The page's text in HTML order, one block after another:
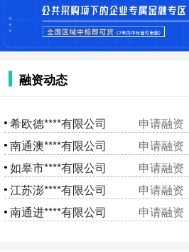
融资动态
希欧德****有限公司 申请融资
南通澳****有限公司
申请融资
如皋市****有限公司
申请融资
江苏澎****有限公司
申请融资
南通进****有限公司
申请融资